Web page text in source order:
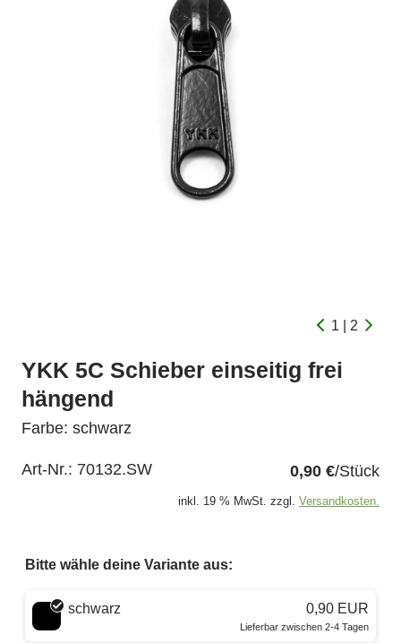
1 | 2
YKK 5C Schieber einseitig frei
hängend
Farbe: schwarz
Art-Nr.: 70132.SW 0,90 €/Stück
inkl. 19 % MwSt. zzgl. Versandkosten.
Bitte wähle deine Variante aus:
Wähle eine Farbe
schwarz 0,90 EUR
Lieferbar zwischen 2-4 Tagen